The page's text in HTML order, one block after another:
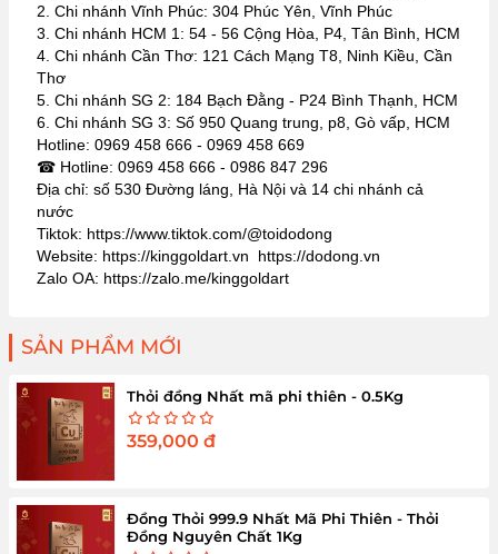
2. Chi nhánh Vĩnh Phúc: 304 Phúc Yên, Vĩnh Phúc
3. Chi nhánh HCM 1: 54 - 56 Cộng Hòa, P4, Tân Bình, HCM
4. Chi nhánh Cần Thơ: 121 Cách Mạng T8, Ninh Kiều, Cần
Thơ
5. Chi nhánh SG 2: 184 Bạch Đằng - P24 Bình Thạnh, HCM
6. Chi nhánh SG 3: Số 950 Quang trung, p8, Gò vấp, HCM
Hotline: 0969 458 666 - 0969 458 669
☎ Hotline: 0969 458 666 - 0986 847 296
Địa chỉ: số 530 Đường láng, Hà Nội và 14 chi nhánh cả
nước
Tiktok: https://www.tiktok.com/@toidodong
Website: https://kinggoldart.vn https://dodong.vn
Zalo OA: https://zalo.me/kinggoldart
SẢN PHẨM MỚI
Thỏi đồng Nhất mã phi thiên - 0.5Kg
359,000 đ
Đồng Thỏi 999.9 Nhất Mã Phi Thiên - Thỏi
Đồng Nguyên Chất 1Kg